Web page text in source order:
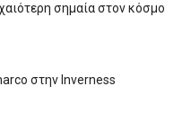
σημαία στον κόσμο
στην Inverness